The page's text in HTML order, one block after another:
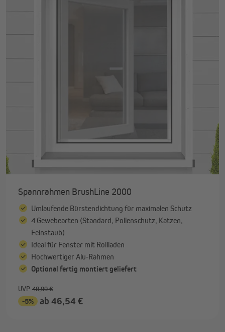
Spannrahmen BrushLine 2000
Umlaufende Bürstendichtung für maximalen Schutz
4 Gewebearten (Standard, Pollenschutz, Katzen,
Feinstaub)
Ideal für Fenster mit Rollladen
Hochwertiger Alu-Rahmen
Optional fertig montiert geliefert
UVP 48,99 €
-5% ab 46,54 €